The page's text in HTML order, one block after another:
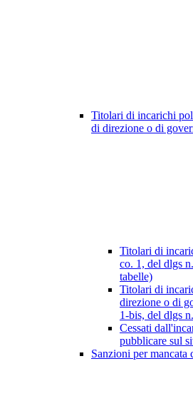
Titolari di incarichi
di direzione o di
Titolari di
co. 1, del dlgs
tabelle)
Titolari di
direzione o di
1-bis, del dlgs
Cessati
pubblicare sul
Sanzioni per mancata